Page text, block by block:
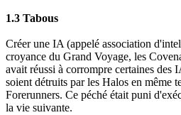
1.3 Tabous
Créer une IA (appelé association
croyance du Grand Voyage, les
avait réussi à corrompre certaines des
soient détruits par les Halos en même
Forerunners. Ce péché était puni
la vie suivante.